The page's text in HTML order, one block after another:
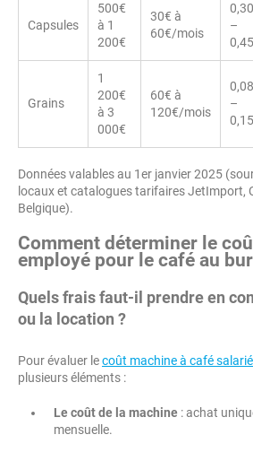
Capsules
500€
à 1
200€
30€ à
60€/mois
–
Grains
1
200€
à 3
000€
60€ à
120€/mois
–
Données valables au 1er janvier 2025
locaux et catalogues tarifaires JetImport,
Belgique).
Comment déterminer le
employé pour le café au
Quels frais faut-il prendre en
ou la location ?
Pour évaluer lecoût machine à café salarié
plusieurs éléments :
Le coût de la machine : achat
mensuelle.